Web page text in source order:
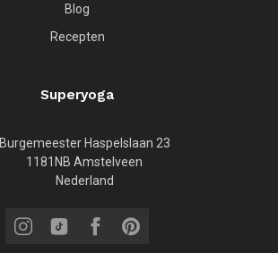
Blog
Recepten
Superyoga
Burgemeester Haspelslaan 23
1181NB Amstelveen
Nederland